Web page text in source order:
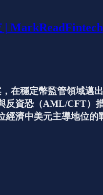
| MarkReadFintech
在穩定幣監管領域邁
資恐（AML/CFT）
濟中美元主導地位的